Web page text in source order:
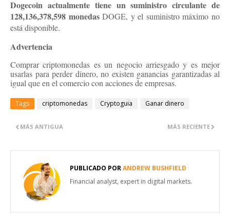
Dogecoin actualmente tiene un suministro circulante de
128,136,378,598 monedasDOGE, y el suministro máximo no
está disponible.
Advertencia
Comprar criptomonedas es un negocio arriesgado y es mejor
usarlas para perder dinero, no existen ganancias garantizadas al
igual que en el comercio con acciones de empresas.
Tags criptomonedas Cryptoguia Ganar dinero
MÁS RECIENTE
MÁS ANTIGUA
PUBLICADO PORANDREW BUSHFIELD
Financial analyst, expert in digital markets.